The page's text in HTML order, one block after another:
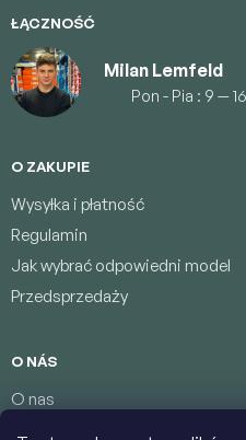
ŁĄCZNOŚĆ
Milan Lemfeld
Pon - Pia : 9 —
O ZAKUPIE
Wysyłka i płatność
Regulamin
Jak wybrać odpowiedni model
Przedsprzedaży
O NÁS
O nas